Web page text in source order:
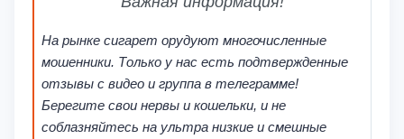
На рынке сигарет орудуют многочисленные
мошенники. Только у нас есть подтвержденные
отзывы с видео и группа в телеграмме!
Берегите свои нервы и кошельки, и не
соблазняйтесь на ультра низкие и смешные